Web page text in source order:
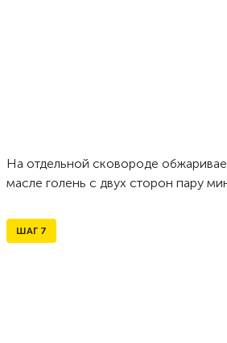
На отдельной сковороде
масле голень с двух сторон пару
ШАГ 7